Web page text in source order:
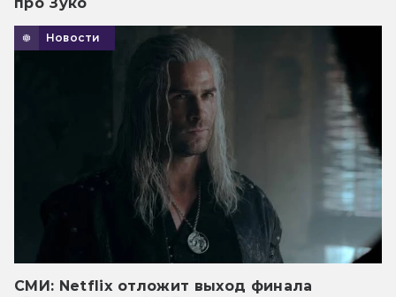
про Зуко
Новости
СМИ: Netflix отложит выход финала